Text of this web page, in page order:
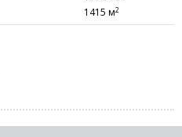
1415 м2